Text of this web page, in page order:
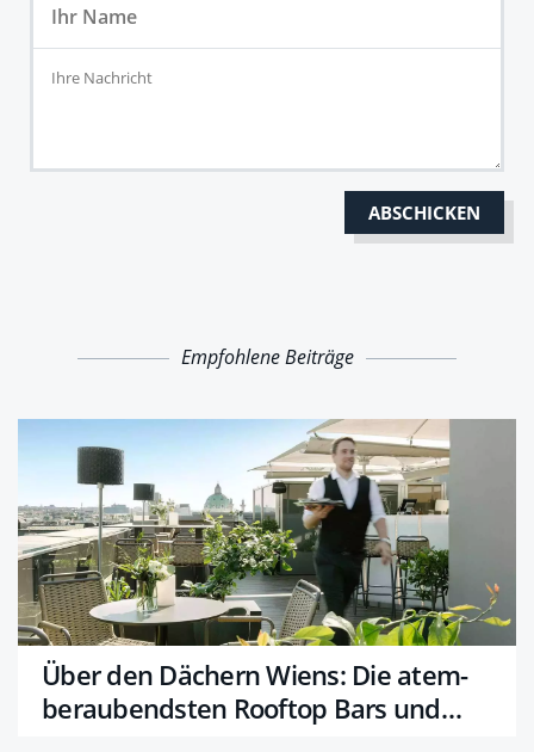
Empfohlene Beiträge
Über den Dächern Wiens: Die atem­
beraubendsten Rooftop Bars und